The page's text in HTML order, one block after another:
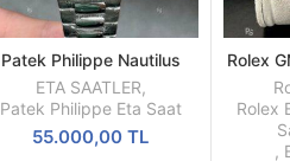
SEPETE
EKLE
Patek Philippe Nautilus
57111A-014 Yeşil Kadran
Clone ETA
ETA SAATLER,
Patek Philippe Eta Saat
55.000,00TL
Rolex
Rolex
,